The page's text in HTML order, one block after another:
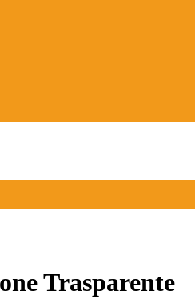
Trasparente